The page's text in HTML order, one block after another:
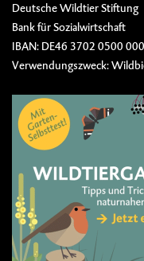
Deutsche Wildtier Stiftung
Bank für Sozialwirtschaft
IBAN: DE46 3702 0500
Verwendungszweck: